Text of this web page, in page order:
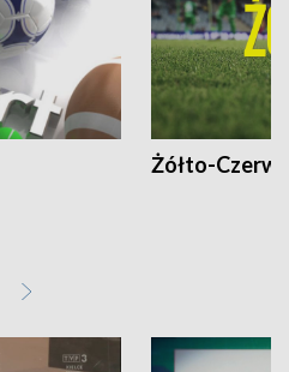
Żółto-